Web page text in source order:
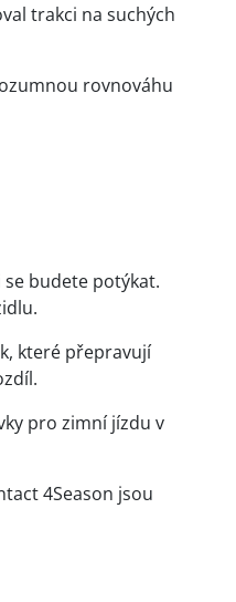
trakci na suchých
rovnováhu
budete potýkat.
které přepravují
pro zimní jízdu v
4Season jsou